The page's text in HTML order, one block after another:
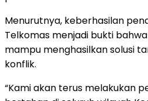
Menurutnya, keberhasilan
Telkomas menjadi bukti
mampu menghasilkan solusi
konflik.
“Kami akan terus melakukan